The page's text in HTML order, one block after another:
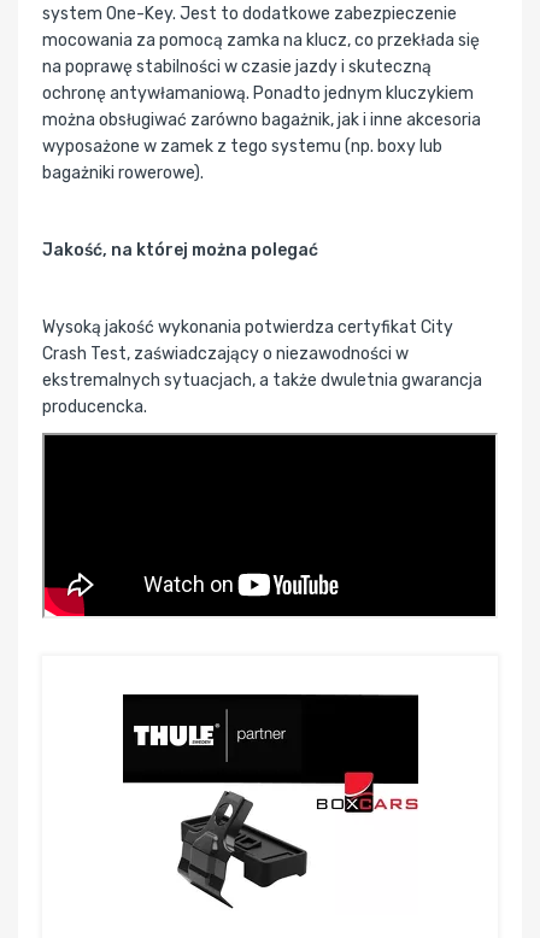
system One-Key. Jest to dodatkowe zabezpieczenie
mocowania za pomocą zamka na klucz, co przekłada się
na poprawę stabilności w czasie jazdy i skuteczną
ochronę antywłamaniową. Ponadto jednym kluczykiem
można obsługiwać zarówno bagażnik, jak i inne akcesoria
wyposażone w zamek z tego systemu (np. boxy lub
bagażniki rowerowe).
Jakość, na której można polegać
Wysoką jakość wykonania potwierdza certyfikat City
Crash Test, zaświadczający o niezawodności w
ekstremalnych sytuacjach, a także dwuletnia gwarancja
producencka.